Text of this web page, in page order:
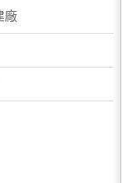
廠